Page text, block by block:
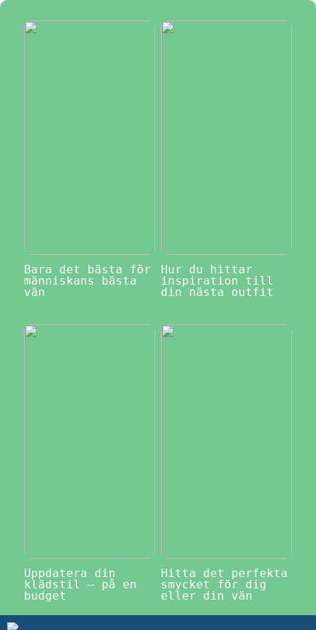
Bara det bästa för
människans bästa
vän
Hur du hittar
inspiration till
din nästa outfit
Uppdatera din
klädstil – på en
budget
Hitta det perfekta
smycket för dig
eller din vän